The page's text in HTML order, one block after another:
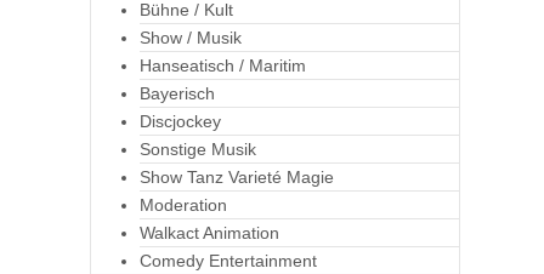
Bühne / Kult
Show / Musik
Hanseatisch / Maritim
Bayerisch
Discjockey
Sonstige Musik
Show Tanz Varieté Magie
Moderation
Walkact Animation
Comedy Entertainment